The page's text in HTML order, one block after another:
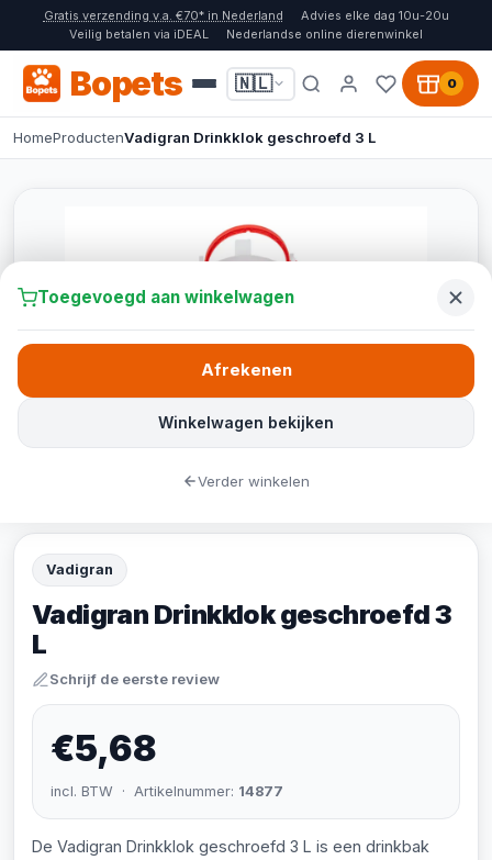
Gratis verzending v.a. €70* in Nederland
Advies elke dag 10u-20u
Veilig betalen via iDEAL
Nederlandse online dierenwinkel
Bopets 🇳🇱 0
HomeProductenVadigran Drinkklok geschroefd 3 L
Vadigran
Vadigran Drinkklok geschroefd 3
L
Schrijf de eerste review
€5,68
incl. BTW · Artikelnummer: 14877
De Vadigran Drinkklok geschroefd 3 L is een drinkbak
Toegevoegd aan winkelwagen
Winkelwagen bekijken
Afrekenen
Verder winkelen